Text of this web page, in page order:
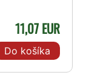
11,07 EUR
Do košíka